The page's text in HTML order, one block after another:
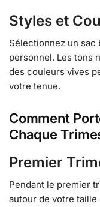
Styles et
Sélectionnez un sac
personnel. Les tons
des couleurs vives
votre tenue.
Comment
Chaque
Premier
Pendant le premier
autour de votre taille